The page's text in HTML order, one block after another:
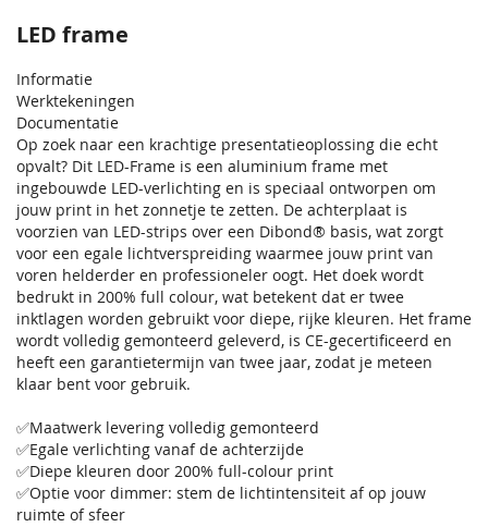
LED frame
Informatie
Werktekeningen
Documentatie
Op zoek naar een krachtige presentatieoplossing die echt
opvalt? Dit LED-Frame is een aluminium frame met
ingebouwde LED-verlichting en is speciaal ontworpen om
jouw print in het zonnetje te zetten. De achterplaat is
voorzien van LED-strips over een Dibond® basis, wat zorgt
voor een egale lichtverspreiding waarmee jouw print van
voren helderder en professioneler oogt. Het doek wordt
bedrukt in 200% full colour, wat betekent dat er twee
inktlagen worden gebruikt voor diepe, rijke kleuren. Het frame
wordt volledig gemonteerd geleverd, is CE-gecertificeerd en
heeft een garantietermijn van twee jaar, zodat je meteen
klaar bent voor gebruik.
✅Maatwerk levering volledig gemonteerd
✅Egale verlichting vanaf de achterzijde
✅Diepe kleuren door 200% full-colour print
✅Optie voor dimmer: stem de lichtintensiteit af op jouw
ruimte of sfeer